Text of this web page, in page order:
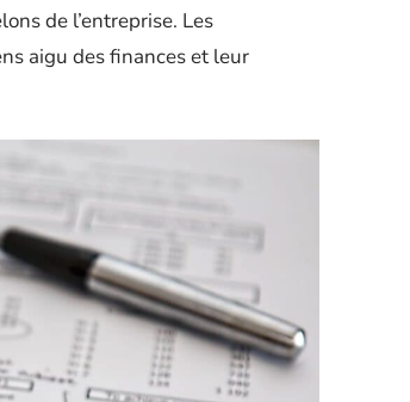
de l’entreprise. Les
aigu des finances et leur